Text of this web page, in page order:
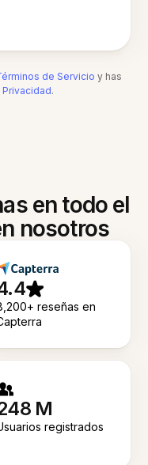
de Servicio y has
.
en todo el
nosotros
reseñas en
M
registrados